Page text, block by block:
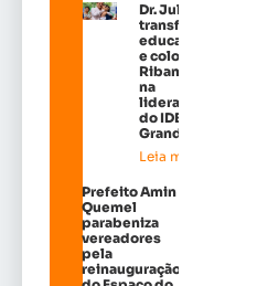
Dr. Julinho
transforma
educação
e coloca
Ribamar
na
liderança
do IDEB na
Grande Ilh
Leia mais »
Prefeito Amin
Quemel
parabeniza
vereadores
pela
reinauguração